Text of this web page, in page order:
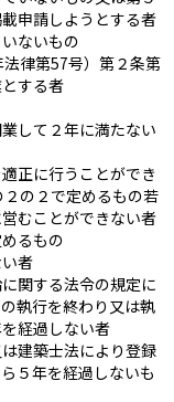
申請しようとする者
ないもの
法律第57号）第２条第
する者
して２年に満たない
正に行うことができ
の２で定めるもの若
むことができない者
るもの
者
関する法令の規定に
執行を終わり又は執
経過しない者
建築士法により登録
５年を経過しないも